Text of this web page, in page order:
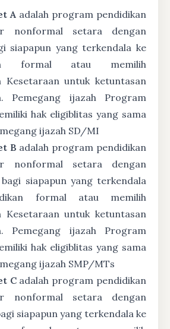
A adalah program pendidikan
nonformal setara dengan
siapapun yang terkendala ke
formal atau memilih
Kesetaraan untuk ketuntasan
Pemegang ijazah Program
hak eligiblitas yang sama
ijazah SD/MI
B adalah program pendidikan
nonformal setara dengan
siapapun yang terkendala
formal atau memilih
Kesetaraan untuk ketuntasan
Pemegang ijazah Program
hak eligiblitas yang sama
ijazah SMP/MTs
Cadalah program pendidikan
nonformal setara dengan
siapapun yang terkendala ke